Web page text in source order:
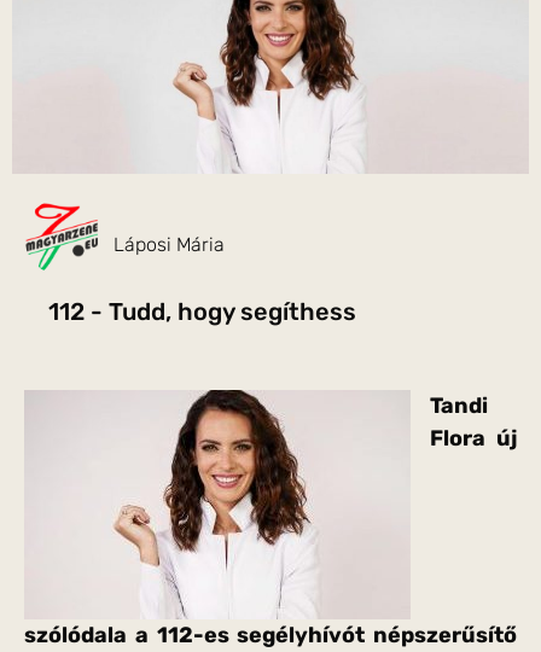
Láposi Mária
112 - Tudd, hogy segíthess
Tandi
Flora új
szólódala a 112-es segélyhívót népszerűsítő